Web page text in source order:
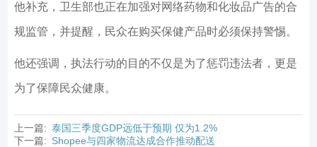
他补充，卫生部也正在加强对网络药物和化妆品广告的合
规监管，并提醒，民众在购买保健产品时必须保持警惕。
他还强调，执法行动的目的不仅是为了惩罚违法者，更是
为了保障民众健康。
上一篇: 泰国三季度GDP远低于预期 仅为1.2%
下一篇: Shopee与四家物流达成合作推动配送